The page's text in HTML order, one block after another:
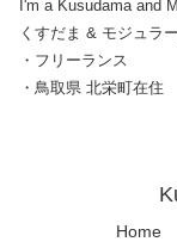
I'm a Kusudama and
くすだま & モジュラ
・フリーランス
・鳥取県 北栄町在住
Home